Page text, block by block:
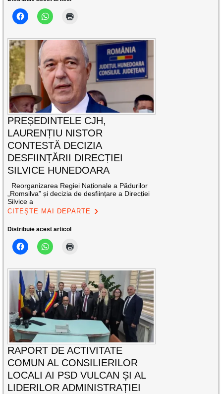
PREȘEDINTELE CJH,
LAURENȚIU NISTOR
CONTESTĂ DECIZIA
DESFIINȚĂRII DIRECȚIEI
SILVICE HUNEDOARA
Reorganizarea Regiei Naționale a Pădurilor
„Romsilva” și decizia de desființare a Direcției
Silvice a
CITEȘTE MAI DEPARTE
Distribuie acest articol
RAPORT DE ACTIVITATE
COMUN AL CONSILIERILOR
LOCALI AI PSD VULCAN ȘI AL
LIDERILOR ADMINISTRAȚIEI